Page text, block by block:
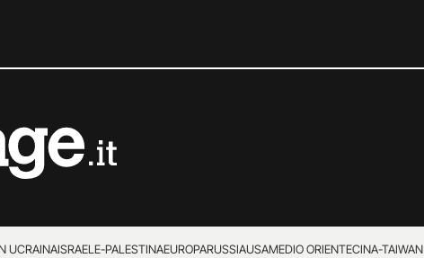
UCRAINAISRAELE-PALESTINAEUROPARUSSIAUSAMEDIO ORIENTECINA-TAIWAN